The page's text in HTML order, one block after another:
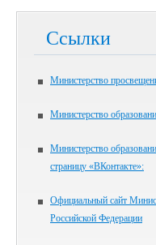
Ссылки
Министерство
Министерство
Министерство
страницу «ВКонтакте»:
Официальный сайт
Российской Федерации